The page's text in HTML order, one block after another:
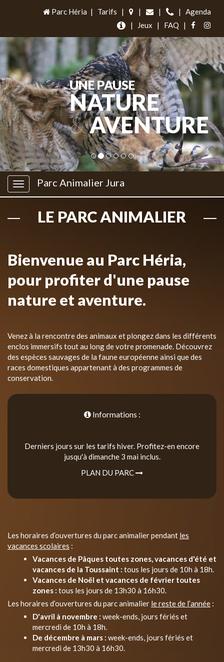
Parc Héria | Tarifs | | | |
Agenda
|
Jeux | FAQ |
UNE PAUSE
NATURE
&AVENTURE
Parc Animalier Jura
LE PARC ANIMALIER
Bienvenue au Parc Héria,
pour profiter d'une pause
nature et aventure.
Venez à la rencontre des animaux et plongez dans les différents
enclos immersifs tout au long de votre promenade. Découvrez
des espèces sauvages de la faune européenne ainsi que des
races domestiques appartenant à des programmes de
conservation.
Informations :
Derniers jours sur les tarifs hiver. Profitez-en encore
jusqu'à dimanche 3 mai inclus.
PLAN DU PARC
Les horaires d’ouvertures du parc animalier pendant les
vacances scolaires :
Vacances de Pâques toutes zones, vacances d'été et
vacances de la Toussaint : tous les jours de 10h à 18h.
Vacances de Noël et vacances de février toutes
zones : tous les jours de 13h30 à 16h30.
Les horaires d’ouvertures du parc animalier le reste de l’année :
D'avril à novembre : week-ends, jours fériés et
mercredi de 10h à 18h.
De décembre à mars : week-ends, jours fériés et
mercredi de 13h30 à 16h30.